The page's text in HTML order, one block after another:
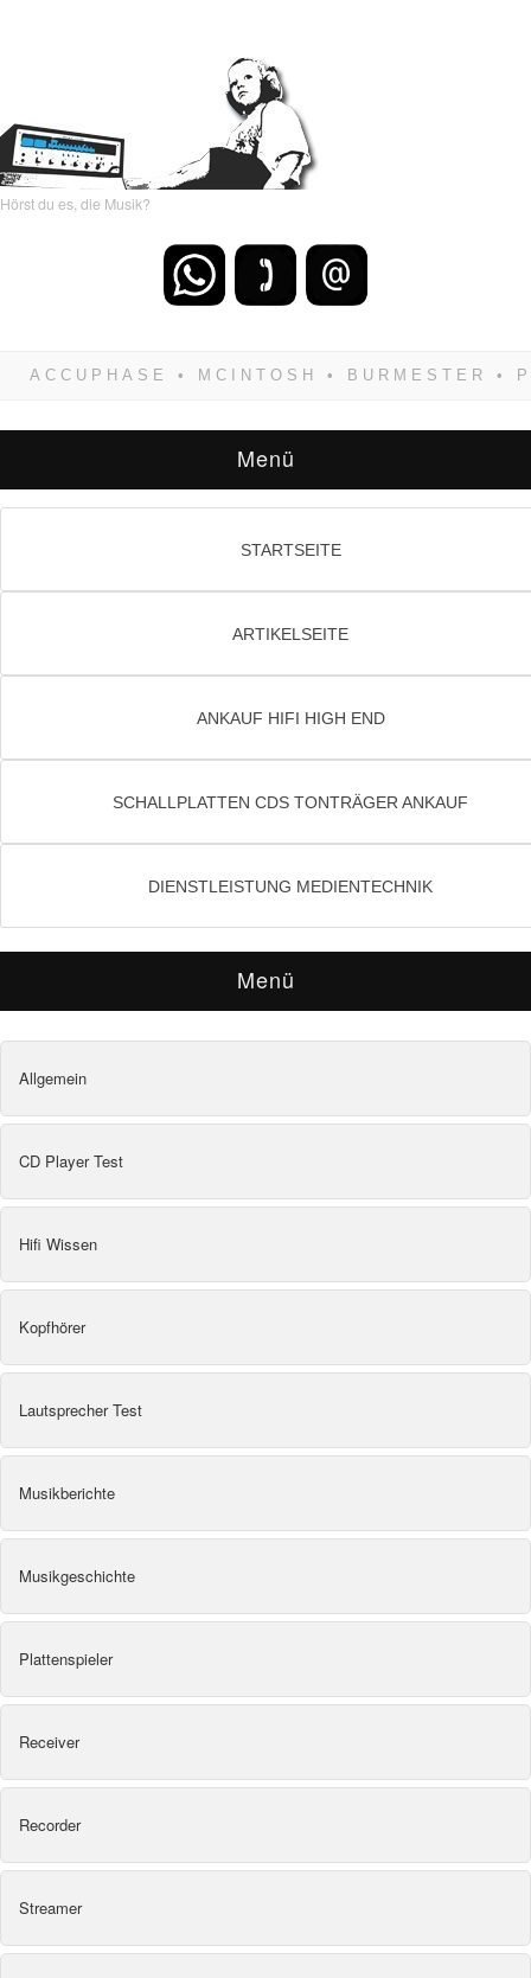
Hörst du es, die Musik?
zwangsläufig siegen! Und noch was: Hifi
Menü
STARTSEITE
ARTIKELSEITE
ANKAUF HIFI HIGH END
SCHALLPLATTEN CDS TONTRÄGER ANKAUF
DIENSTLEISTUNG MEDIENTECHNIK
Menü
Allgemein
CD Player Test
Hifi Wissen
Kopfhörer
Lautsprecher Test
Musikberichte
Musikgeschichte
Plattenspieler
Receiver
Recorder
Streamer